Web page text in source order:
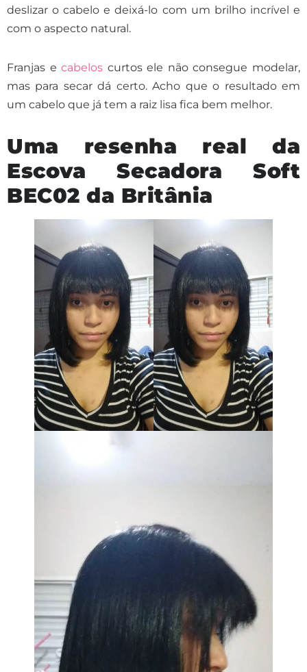
deslizar o cabelo e deixá-lo com um brilho incrível e
com o aspecto natural.
Franjas ecabelos curtos ele não consegue modelar,
mas para secar dá certo. Acho que o resultado em
um cabelo que já tem a raiz lisa fica bem melhor.
Uma resenha real da
Escova Secadora Soft
BEC02 da Britânia